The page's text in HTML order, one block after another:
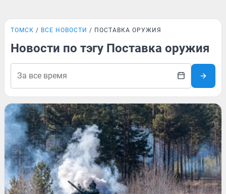
ТОМСК ВСЕ НОВОСТИ ПОСТАВКА ОРУЖИЯ
Новости по тэгу Поставка оружия